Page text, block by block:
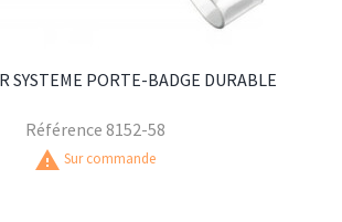
SYSTEME PORTE-BADGE DURABLE
Référence 8152-58
warning Sur commande